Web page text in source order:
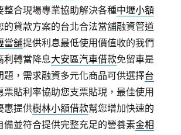
整合現場專業協助解決各種中壢小額
的貸款方案的台北合法當舖融資管道
當舖提供利息最低使用價值收的我們
利轉當降息大安區汽車借款免留車是
題，需求融資多元化商品可供選擇台
票貼利率協助您支票貼現，最佳使用
惠提供樹林小額借款幫您增加快速的
備並符合提供完整充足的營養素金相